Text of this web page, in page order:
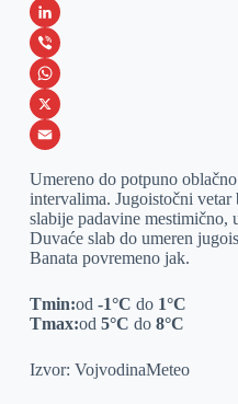
a
c
e
b
o
k
M
e
s
s
e
g
e
r
L
i
n
k
d
I
n
V
i
b
r
W
h
t
s
A
p
X
m
a
i
Umereno do potpuno
intervalima. Jugoistočni
slabije padavine mestimično,
Duvaće slab do umeren
Banata povremeno jak.
Tmin:od -1°C do 1°C
Tmax:od 5°C do 8°C
Izvor: VojvodinaMeteo